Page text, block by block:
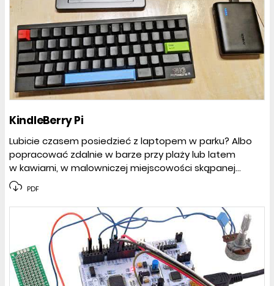
KindleBerry Pi
Lubicie czasem posiedzieć z laptopem w parku? Albo
popracować zdalnie w barze przy plaży lub latem
w kawiarni, w malowniczej miejscowości skąpanej...
PDF